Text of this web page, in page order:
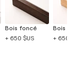
Bois foncé
+ 650 $US
Bois
+ 650